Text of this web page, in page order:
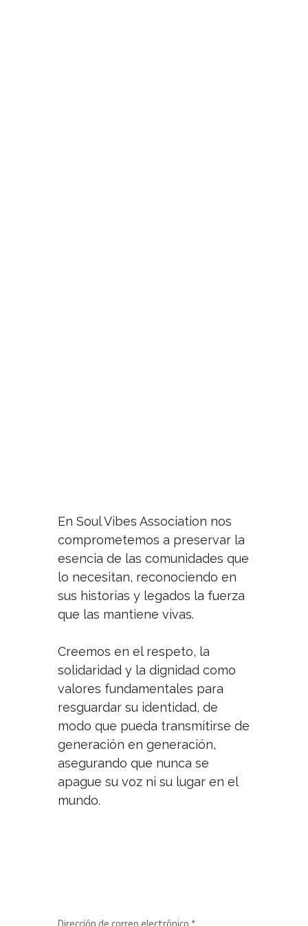
En Soul Vibes Association nos
comprometemos a preservar la
esencia de las comunidades que
lo necesitan, reconociendo en
sus historias y legados la fuerza
que las mantiene vivas.
Creemos en el respeto, la
solidaridad y la dignidad como
valores fundamentales para
resguardar su identidad, de
modo que pueda transmitirse de
generación en generación,
asegurando que nunca se
apague su voz ni su lugar en el
mundo.